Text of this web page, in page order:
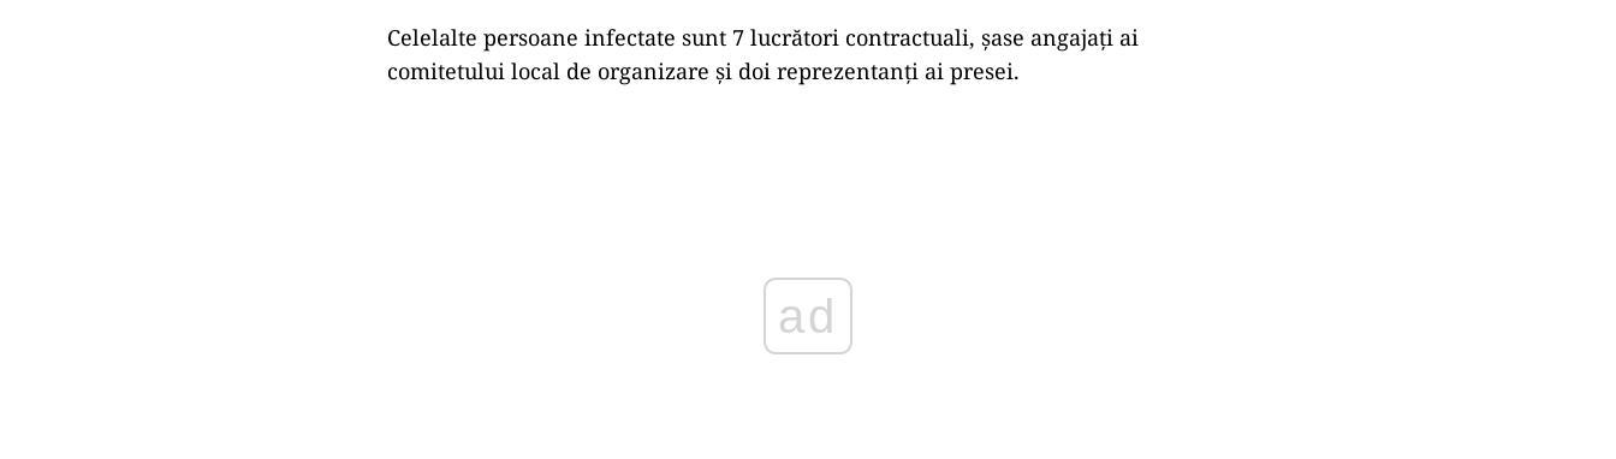
Celelalte persoane infectate sunt 7 lucrători contractuali, şase angajaţi ai
comitetului local de organizare şi doi reprezentanţi ai presei.